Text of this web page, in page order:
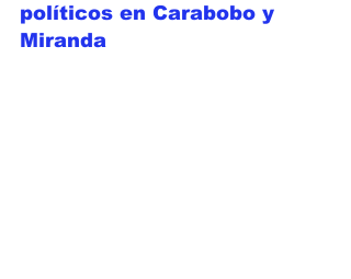
políticos en Carabobo y
Miranda